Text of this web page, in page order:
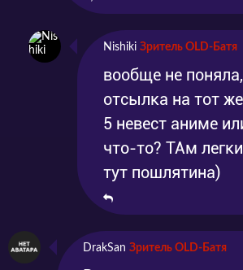
мечтательницами? Смогут ли
заведению вторую жизнь?
Хаято за то, что не
Смотрите аниме «Терраса
бесплатно вместе с Анимаунт!
Nishiki Зритель OLD-Батя
вообще не
отсылка на тот
5 невест аниме
что-то? ТАм
тут пошлятина)
DrakSan Зритель OLD-Батя